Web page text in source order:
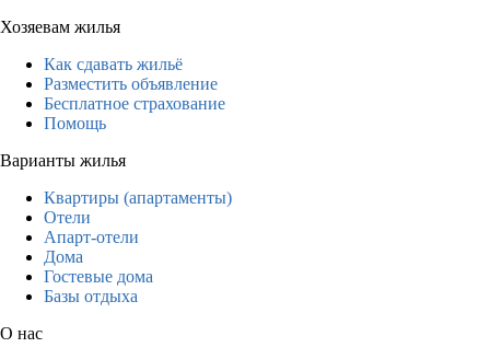
Хозяевам жилья
Как сдавать жильё
Разместить объявление
Бесплатное страхование
Помощь
Варианты жилья
Квартиры (апартаменты)
Отели
Апарт-отели
Дома
Гостевые дома
Базы отдыха
О нас